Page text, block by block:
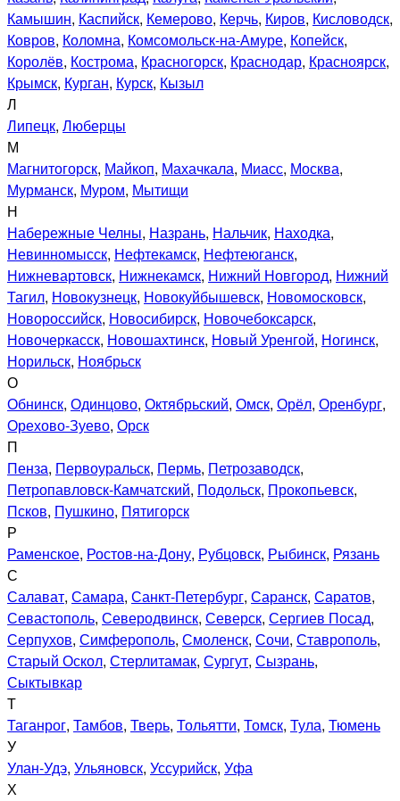
Камышин, Каспийск, Кемерово, Керчь, Киров, Кисловодск,
Ковров, Коломна, Комсомольск-на-Амуре, Копейск,
Королёв, Кострома, Красногорск, Краснодар, Красноярск,
Крымск, Курган, Курск, Кызыл
Л
Липецк, Люберцы
М
Магнитогорск, Майкоп, Махачкала, Миасс, Москва,
Мурманск, Муром, Мытищи
Н
Набережные Челны, Назрань, Нальчик, Находка,
Невинномысск, Нефтекамск, Нефтеюганск,
Нижневартовск, Нижнекамск, Нижний Новгород, Нижний
Тагил, Новокузнецк, Новокуйбышевск, Новомосковск,
Новороссийск, Новосибирск, Новочебоксарск,
Новочеркасск, Новошахтинск, Новый Уренгой, Ногинск,
Норильск, Ноябрьск
О
Обнинск, Одинцово, Октябрьский, Омск, Орёл, Оренбург,
Орехово-Зуево, Орск
П
Пенза, Первоуральск, Пермь, Петрозаводск,
Петропавловск-Камчатский, Подольск, Прокопьевск,
Псков, Пушкино, Пятигорск
Р
Раменское, Ростов-на-Дону, Рубцовск, Рыбинск, Рязань
С
Салават, Самара, Санкт-Петербург, Саранск, Саратов,
Севастополь, Северодвинск, Северск, Сергиев Посад,
Серпухов, Симферополь, Смоленск, Сочи, Ставрополь,
Старый Оскол, Стерлитамак, Сургут, Сызрань,
Сыктывкар
Т
Таганрог, Тамбов, Тверь, Тольятти, Томск, Тула, Тюмень
У
Улан-Удэ, Ульяновск, Уссурийск, Уфа
Х